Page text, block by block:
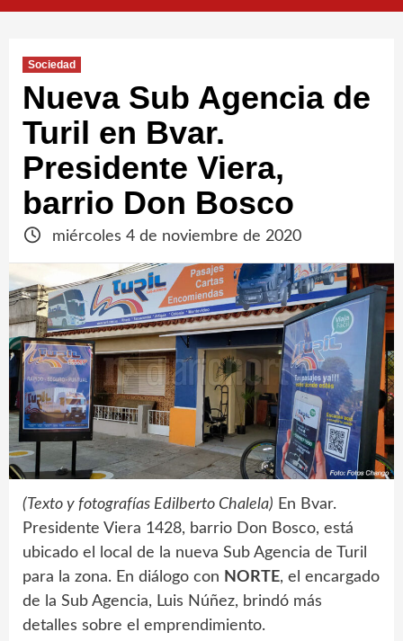
Sociedad
Nueva Sub Agencia de
Turil en Bvar.
Presidente Viera,
barrio Don Bosco
miércoles 4 de noviembre de 2020
(Texto y fotografías Edilberto Chalela) En Bvar.
Presidente Viera 1428, barrio Don Bosco, está
ubicado el local de la nueva Sub Agencia de Turil
para la zona. En diálogo con NORTE, el encargado
de la Sub Agencia, Luis Núñez, brindó más
detalles sobre el emprendimiento.